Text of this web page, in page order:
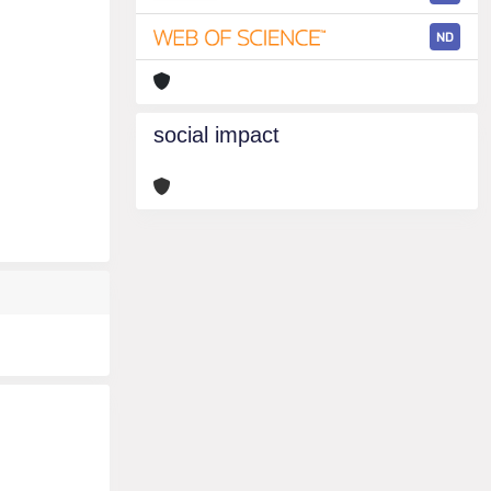
ND
social impact